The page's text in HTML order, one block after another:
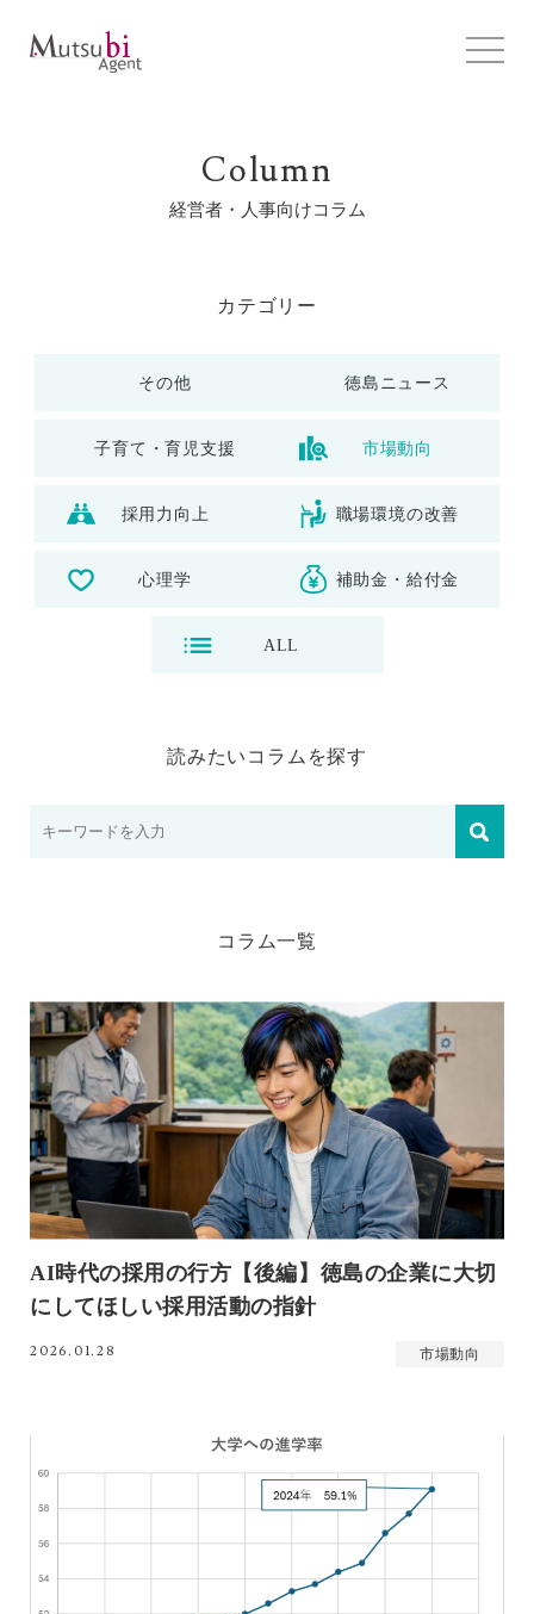
Column
経営者・人事向けコラム
カテゴリー
その他 徳島ニュース
子育て・育児支援 市場動向
採用力向上 職場環境の改善
心理学 補助金・給付金
ALL
読みたいコラムを探す
コラム⼀覧
AI時代の採用の行方【後編】徳島の企業に大切
にしてほしい採用活動の指針
2026.01.28 市場動向